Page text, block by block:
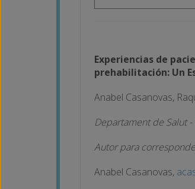
Experiencias de
prehabilitación: Un
Anabel Casanovas,
Departament de Salut
Autor para
Anabel Casanovas,